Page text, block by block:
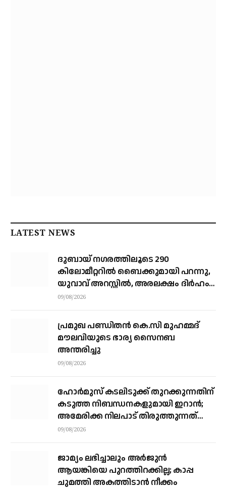
LATEST NEWS
ദുബായ് ന​ഗരത്തിലൂടെ 290
കിലോമീറ്ററില്‍ ബൈക്കുമായി പറന്നു,
യുവാവ് അറസ്റ്റിൽ, അരലക്ഷം ദിർഹം
പിഴ
09/08/2026
പ്രമുഖ പണ്ഡിതൻ കെ.സി മുഹമ്മദ്
മൗലവിയുടെ ഭാര്യ സൈനബ
അന്തരിച്ചു
09/08/2026
ഹോര്‍മുസ് കടലിടുക്ക് തുറക്കുന്നതിന്
കടുത്ത നിബന്ധനകളുമായി ഇറാന്‍;
അമേരിക്ക നിലപാട് തിരുത്തുന്നത്
വരെ തുറക്കില്ലെന്ന് കൗണ്‍സില്‍
09/08/2026
ജാമ്യം ലഭിച്ചാലും അര്‍ജുന്‍
ആയങ്കിയെ പുറത്തിറക്കില്ല; കാപ്പ
ചുമത്തി അകത്തിടാന്‍ നീക്കം